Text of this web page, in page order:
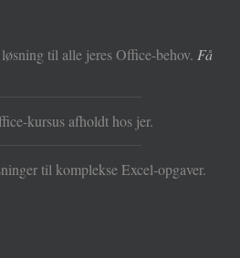
til alle jeres Office-behov. Få
kursus afholdt hos jer.
til komplekse Excel-opgaver.